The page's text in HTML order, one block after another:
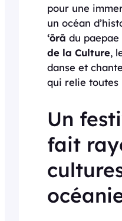
pour une
un océan
‘ōrā du
de la Culture,
danse et
qui relie toutes
Un
fait